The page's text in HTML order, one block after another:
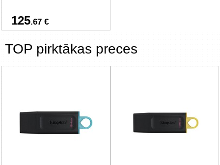
125.67 €
TOP pirktākas preces